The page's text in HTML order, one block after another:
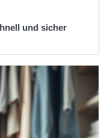
und sicher